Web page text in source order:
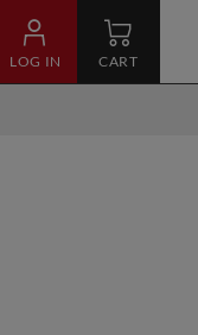
LOG IN CART